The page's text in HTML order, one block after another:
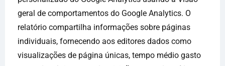
geral de comportamentos do Google Analytics. O
relatório compartilha informações sobre páginas
individuais, fornecendo aos editores dados como
visualizações de página únicas, tempo médio gasto